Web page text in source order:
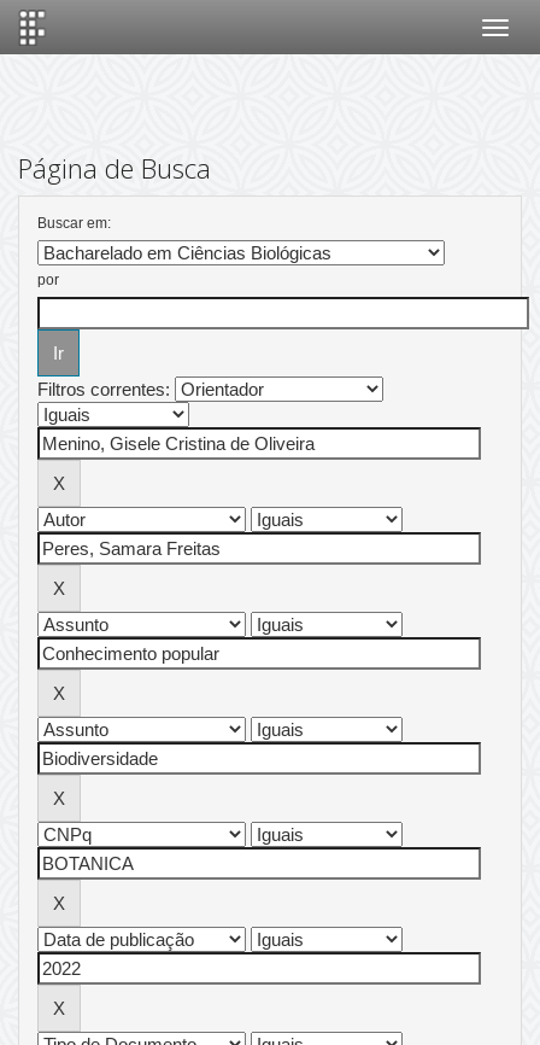
Página de Busca
Buscar em:
por
Filtros correntes: